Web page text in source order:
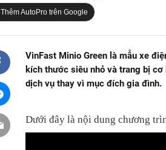
Thêm AutoPro trên Google
VinFast Minio Green là mẫu xe
kích thước siêu nhỏ và trang bị
dịch vụ thay vì mục đích gia đình.
Dưới đây là nội dung chương